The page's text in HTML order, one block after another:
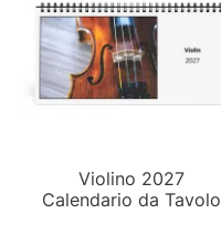
Violino 2027
Calendario da Tavolo